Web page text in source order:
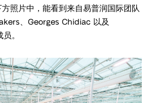
照片中，能看到来自易普润国际团队
、Georges Chidiac 以及
。